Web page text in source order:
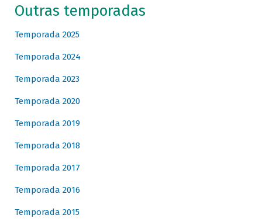
Outras temporadas
Temporada 2025
Temporada 2024
Temporada 2023
Temporada 2020
Temporada 2019
Temporada 2018
Temporada 2017
Temporada 2016
Temporada 2015